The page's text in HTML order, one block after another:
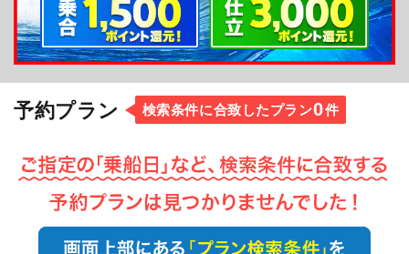
予約プラン 検索条件に合致したプラン0件